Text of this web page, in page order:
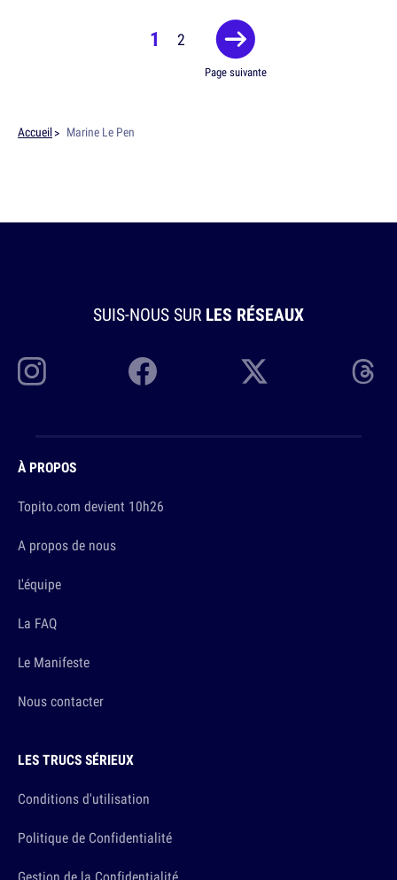
1 2
Page suivante
Accueil Marine Le Pen
SUIS-NOUS SUR LES RÉSEAUX
À PROPOS
Topito.com devient 10h26
A propos de nous
L'équipe
La FAQ
Le Manifeste
Nous contacter
LES TRUCS SÉRIEUX
Conditions d'utilisation
Politique de Confidentialité